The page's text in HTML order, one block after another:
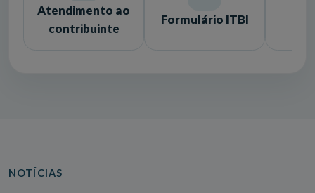
Atendimento ao
contribuinte
Formulário ITBI
NOTÍCIAS